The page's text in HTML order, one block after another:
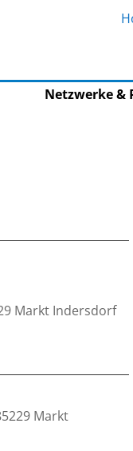
Netzwerke &
Markt Indersdorf
Markt